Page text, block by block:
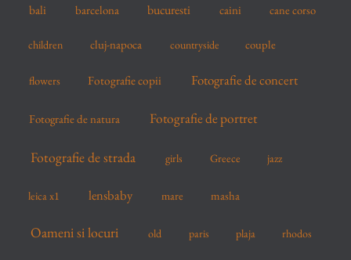
bali barcelona bucuresti caini cane corso
children cluj-napoca countryside couple
flowers Fotografie copii Fotografie de concert
Fotografie de natura Fotografie de portret
Fotografie de strada girls Greece jazz
leica x1 lensbaby mare masha
Oameni si locuri old paris plaja rhodos